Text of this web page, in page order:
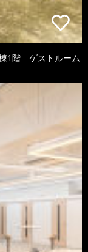
1階 ゲストルーム